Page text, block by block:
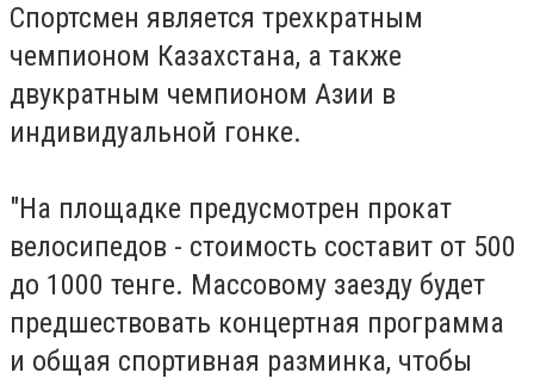
Спортсмен является трехкратным
чемпионом Казахстана, а также
двукратным чемпионом Азии в
индивидуальной гонке.
"На площадке предусмотрен прокат
велосипедов - стоимость составит от 500
до 1000 тенге. Массовому заезду будет
предшествовать концертная программа
и общая спортивная разминка, чтобы